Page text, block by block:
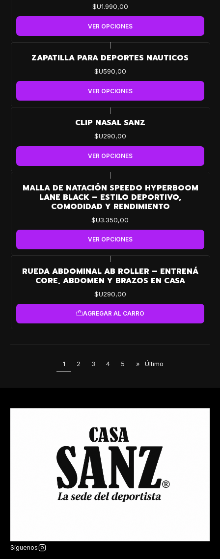
$U1.990,00
VER OPCIONES
ZAPATILLA PARA DEPORTES NAUTICOS
$U590,00
VER OPCIONES
CLIP NASAL SANZ
$U290,00
VER OPCIONES
MALLA DE NATACIÓN SPEEDO HYPERBOOM
LANE BLACK – ESTILO DEPORTIVO,
COMODIDAD Y RENDIMIENTO
$U3.350,00
VER OPCIONES
RUEDA ABDOMINAL AB ROLLER – ENTRENÁ
CORE, ABDOMEN Y BRAZOS EN CASA
$U290,00
AGREGAR AL CARRO
1 2 3 4 5 » Último
Síguenos